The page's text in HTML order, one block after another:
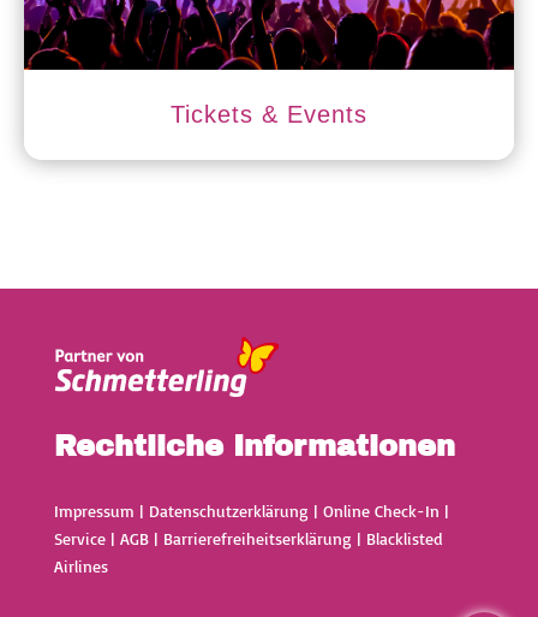
Tickets & Events
Rechtliche Informationen
Impressum | Datenschutzerklärung | Online Check-In |
Service| AGB| Barrierefreiheitserklärung | Blacklisted
Airlines